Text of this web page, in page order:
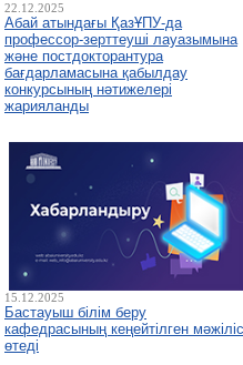
22.12.2025
Абай атындағы ҚазҰПУ-да
профессор-зерттеуші лауазымына
және постдокторантура
бағдарламасына қабылдау
конкурсының нәтижелері
жарияланды
15.12.2025
Бастауыш білім беру
кафедрасының кеңейтілген
өтеді